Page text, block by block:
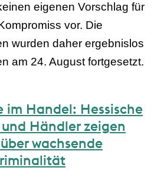
eigenen Vorschlag für
vor. Die
wurden daher ergebnislos
am 24. August fortgesetzt.
im Handel: Hessische
Händler zeigen
wachsende